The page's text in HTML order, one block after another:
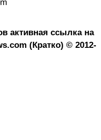
активная ссылка на
(Кратко) © 2012-